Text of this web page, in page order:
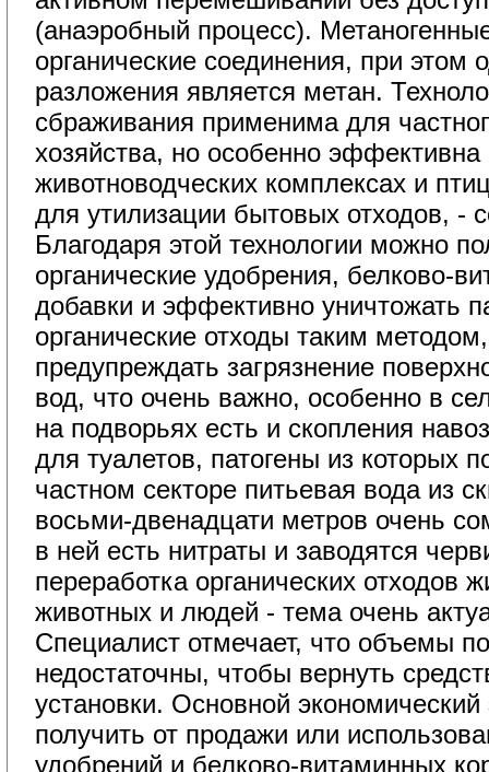
(анаэробный процесс).
органические соединения, при этом
разложения является метан.
сбраживания применима для
хозяйства, но особенно эффективна
животноводческих комплексах и
для утилизации бытовых отходов, -
Благодаря этой технологии можно
органические удобрения, белково-
добавки и эффективно уничтожать
органические отходы таким
предупреждать загрязнение
вод, что очень важно, особенно в
на подворьях есть и скопления
для туалетов, патогены из которых
частном секторе питьевая вода из
восьми-двенадцати метров очень
в ней есть нитраты и заводятся
переработка органических отходов
животных и людей - тема очень
Специалист отмечает, что объемы
недостаточны, чтобы вернуть
установки. Основной
получить от продажи или
удобрений и белково-витаминных